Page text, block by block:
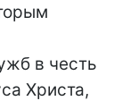
в честь
Христа,